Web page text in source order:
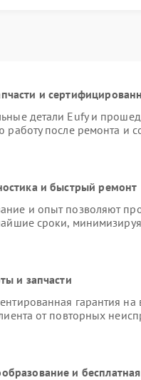
и
детали Eufy и
работу после ремонта и
и быстрый ремонт
и опыт позволяют
сроки,
и запчасти
гарантия
от повторных
и